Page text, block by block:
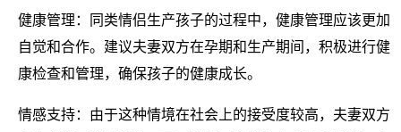
健康管理：同类情侣生产孩子的过程中，健康管理应该更加
自觉和合作。建议夫妻双方在孕期和生产期间，积极进行健
康检查和管理，确保孩子的健康成长。
情感支持：由于这种情境在社会上的接受度较高，夫妻双方